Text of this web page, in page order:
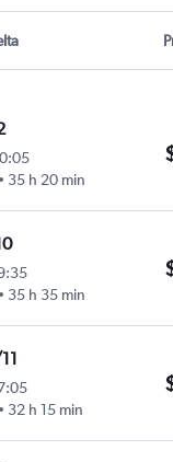
35 h 20 min
35 h 35 min
32 h 15 min